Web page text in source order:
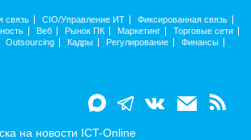
связь CIO/Управление ИТ
Фиксированная связь
Веб Рынок ПК Маркетинг
Торговые сети
Outsourcing Кадры Регулирование
Финансы
на новости ICT-Online